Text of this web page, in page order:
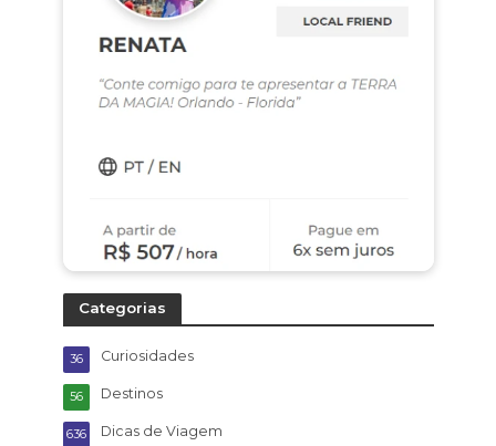
Categorias
Curiosidades
36
Destinos
56
Dicas de Viagem
636